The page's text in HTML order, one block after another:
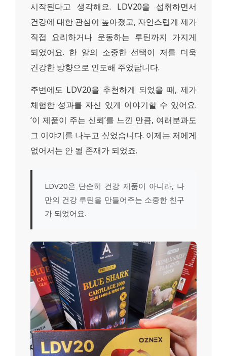
시작된다고 생각해요. LDV20을 섭취하면서
건강에 대한 관심이 높아졌고, 자연스럽게 제가
직접 요리하거나 운동하는 루틴까지 가지게
되었어요. 한 알의 소중한 선택이 저를 더욱
건강한 방향으로 인도해 주었답니다.
주변에도 LDV20을 추천하게 되었을 때, 제가
체험한 성과를 자신 있게 이야기할 수 있어요.
‘이 제품이 주는 신뢰’를 느낀 만큼, 여러분과도
그 이야기를 나누고 싶었습니다. 이제는 저에게
없어서는 안 될 존재가 되었죠.
LDV20은 단순히 건강 제품이 아니라, 나
만의 건강 루틴을 만들어주는 소중한 친구
가 되었어요.